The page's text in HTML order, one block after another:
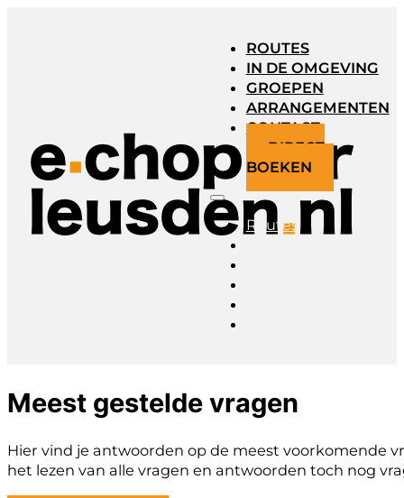
ROUTES
IN DE OMGEVING
GROEPEN
ARRANGEMENTEN
CONTACT
DIRECT
BOEKEN
Routes
Meest gestelde vragen
Hier vind je antwoorden op de meest voorkomende
het lezen van alle vragen en antwoorden toch nog